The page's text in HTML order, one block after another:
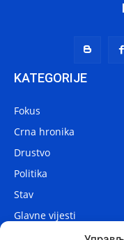
KATEGORIJE
Fokus
Crna hronika
Drustvo
Politika
Stav
Glavne vijesti